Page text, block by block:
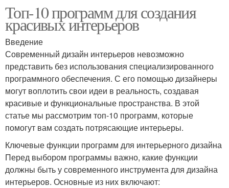
Топ-10 программ для создания
красивых интерьеров
Введение
Современный дизайн интерьеров невозможно
представить без использования специализированного
программного обеспечения. С его помощью дизайнеры
могут воплотить свои идеи в реальность, создавая
красивые и функциональные пространства. В этой
статье мы рассмотрим топ-10 программ, которые
помогут вам создать потрясающие интерьеры.
Ключевые функции программ для интерьерного дизайна
Перед выбором программы важно, какие функции
должны быть у современного инструмента для дизайна
интерьеров. Основные из них включают: